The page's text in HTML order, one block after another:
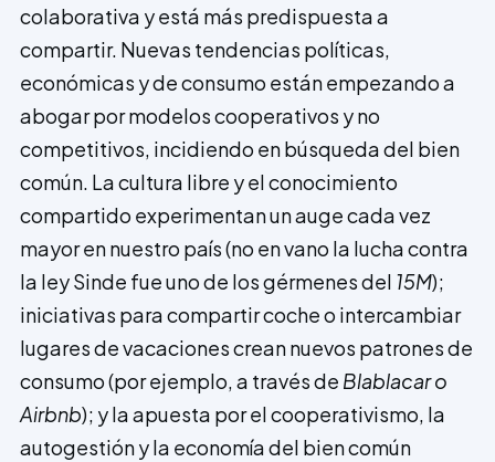
colaborativa y está más predispuesta a
compartir. Nuevas tendencias políticas,
económicas y de consumo están empezando a
abogar por modelos cooperativos y no
competitivos, incidiendo en búsqueda del bien
común. La cultura libre y el conocimiento
compartido experimentan un auge cada vez
mayor en nuestro país (no en vano la lucha contra
la ley Sinde fue uno de los gérmenes del 15M);
iniciativas para compartir coche o intercambiar
lugares de vacaciones crean nuevos patrones de
consumo (por ejemplo, a través de Blablacar o
Airbnb); y la apuesta por el cooperativismo, la
autogestión y la economía del bien común